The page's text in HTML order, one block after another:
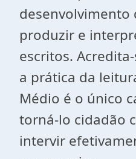
desenvolvimento
produzir e
escritos.
a prática da
Médio é o único
torná-lo cidadão
intervir